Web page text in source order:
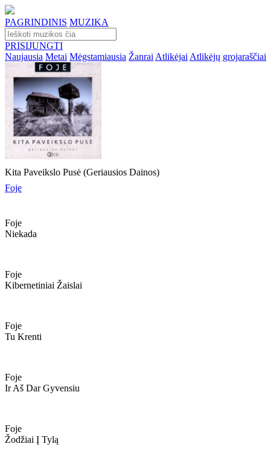
PAGRINDINIS MUZIKA
PRISIJUNGTI
Naujausia Metai Mėgstamiausia Žanrai Atlikėjai Atlikėjų grojaraščiai
Kita Paveikslo Pusė (Geriausios Dainos)
Foje
Foje
Niekada
Foje
Kibernetiniai Žaislai
Foje
Tu Krenti
Foje
Ir Aš Dar Gyvensiu
Foje
Žodžiai Į Tylą